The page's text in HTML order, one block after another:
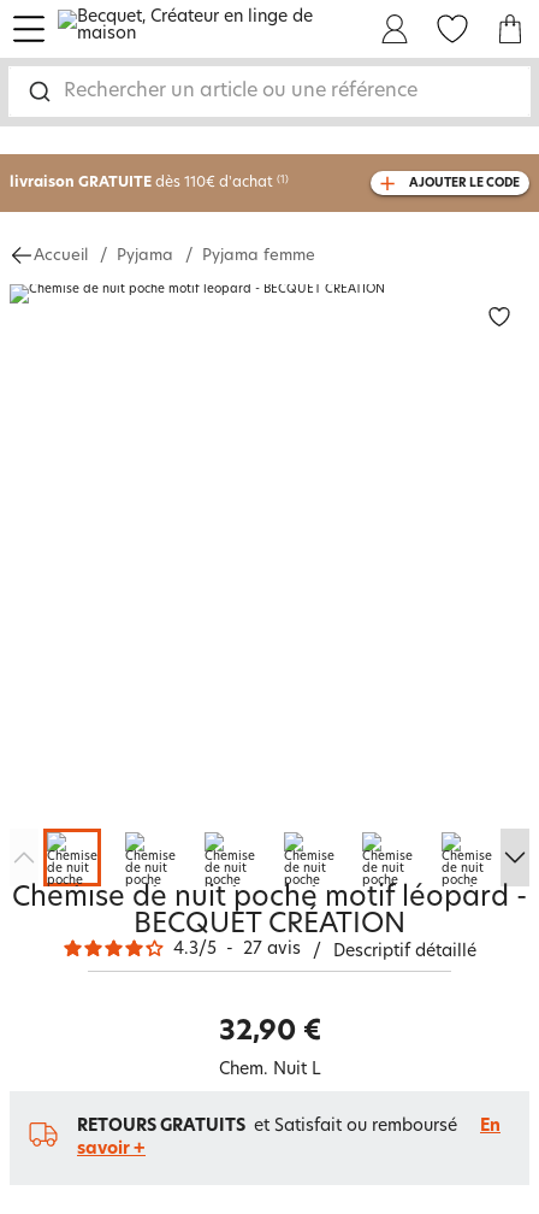
Rechercher un article ou une référence
menu
livraison GRATUITE dès 110€ d'achat (1) AJOUTER LE CODE
Accueil Pyjama Pyjama femme
Chemise de nuit poche motif léopard -
BECQUET CRÉATION
4.3/5 - 27 avis / Descriptif détaillé
32,90 €
Chem. Nuit L
RETOURS GRATUITS et Satisfait ou remboursé
En
savoir +